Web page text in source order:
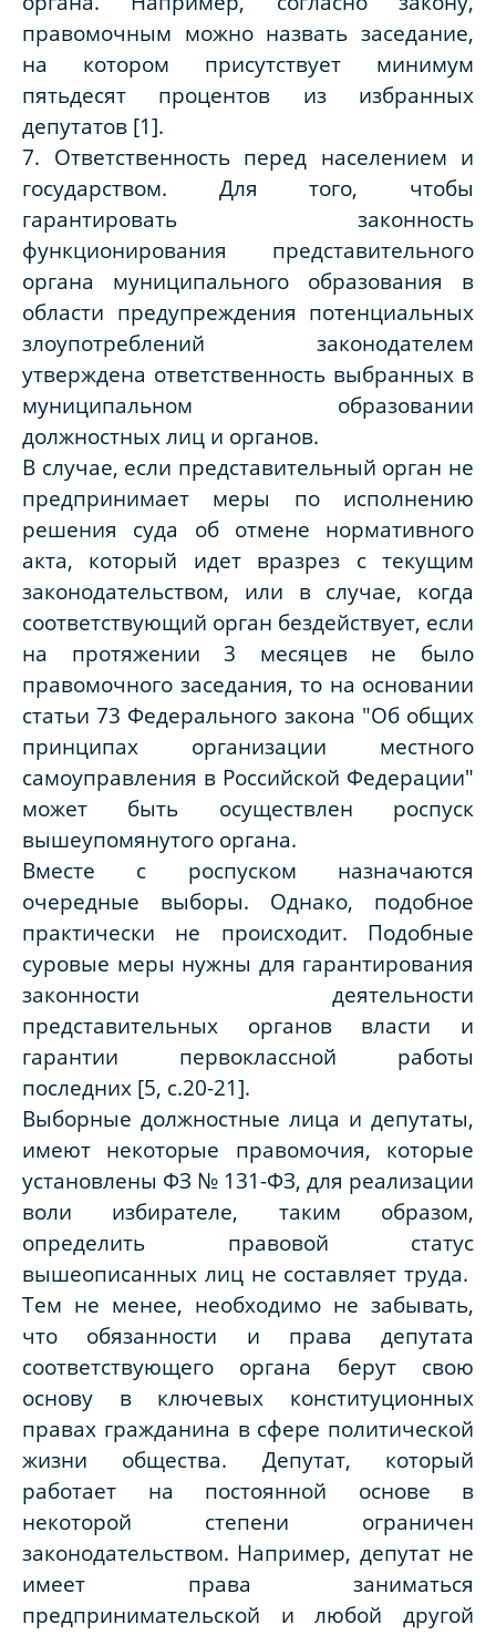
правомочным можно назвать заседание,
на котором присутствует минимум
пятьдесят процентов из избранных
депутатов [1].
7. Ответственность перед населением и
государством. Для того, чтобы
гарантировать законность
функционирования представительного
органа муниципального образования в
области предупреждения потенциальных
злоупотреблений законодателем
утверждена ответственность выбранных в
муниципальном образовании
должностных лиц и органов.
В случае, если представительный орган не
предпринимает меры по исполнению
решения суда об отмене нормативного
акта, который идет вразрез с текущим
законодательством, или в случае, когда
соответствующий орган бездействует, если
на протяжении 3 месяцев не было
правомочного заседания, то на основании
статьи 73 Федерального закона "Об общих
принципах организации местного
самоуправления в Российской Федерации"
может быть осуществлен роспуск
вышеупомянутого органа.
Вместе с роспуском назначаются
очередные выборы. Однако, подобное
практически не происходит. Подобные
суровые меры нужны для гарантирования
законности деятельности
представительных органов власти и
гарантии первоклассной работы
последних [5, с.20-21].
Выборные должностные лица и депутаты,
имеют некоторые правомочия, которые
установлены ФЗ № 131-ФЗ, для реализации
воли избирателе, таким образом,
определить правовой статус
вышеописанных лиц не составляет труда.
Тем не менее, необходимо не забывать,
что обязанности и права депутата
соответствующего органа берут свою
основу в ключевых конституционных
правах гражданина в сфере политической
жизни общества. Депутат, который
работает на постоянной основе в
некоторой степени ограничен
законодательством. Например, депутат не
имеет права заниматься
предпринимательской и любой другой